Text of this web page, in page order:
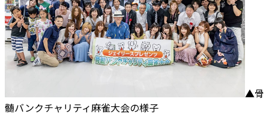
▲骨
髄バンクチャリティ麻雀大会の様子